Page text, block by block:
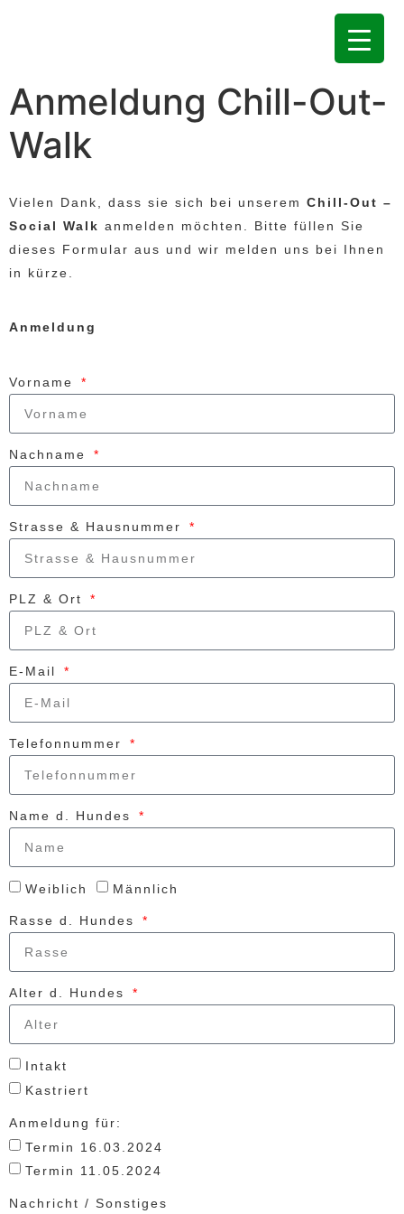
Anmeldung Chill-Out-
Walk
Vielen Dank, dass sie sich bei unserem Chill-Out –
Social Walk anmelden möchten. Bitte füllen Sie
dieses Formular aus und wir melden uns bei Ihnen
in kürze.
Anmeldung
Vorname
Nachname
Strasse & Hausnummer
PLZ & Ort
E-Mail
Telefonnummer
Name d. Hundes
Weiblich Männlich
Rasse d. Hundes
Alter d. Hundes
Intakt
Kastriert
Anmeldung für:
Termin 16.03.2024
Termin 11.05.2024
Nachricht / Sonstiges